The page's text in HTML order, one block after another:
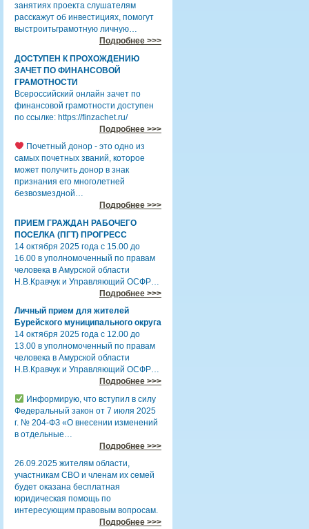
занятиях проекта слушателям
расскажут об инвестициях, помогут
выстроитьграмотную личную…
Подробнее >>>
ДОСТУПЕН К ПРОХОЖДЕНИЮ
ЗАЧЕТ ПО ФИНАНСОВОЙ
ГРАМОТНОСТИ
Всероссийский онлайн зачет по
финансовой грамотности доступен
по ссылке: https://finzachet.ru/
Подробнее >>>
Почетный донор - это одно из
самых почетных званий, которое
может получить донор в знак
признания его многолетней
безвозмездной…
Подробнее >>>
ПРИЕМ ГРАЖДАН РАБОЧЕГО
ПОСЕЛКА (ПГТ) ПРОГРЕСС
14 октября 2025 года с 15.00 до
16.00 в уполномоченный по правам
человека в Амурской области
Н.В.Кравчук и Управляющий ОСФР…
Подробнее >>>
Личный прием для жителей
Бурейского муниципального округа
14 октября 2025 года с 12.00 до
13.00 в уполномоченный по правам
человека в Амурской области
Н.В.Кравчук и Управляющий ОСФР…
Подробнее >>>
Информирую, что вступил в силу
Федеральный закон от 7 июля 2025
г. № 204-ФЗ «О внесении изменений
в отдельные…
Подробнее >>>
26.09.2025 жителям области,
участникам СВО и членам их семей
будет оказана бесплатная
юридическая помощь по
интересующим правовым вопросам.
Подробнее >>>